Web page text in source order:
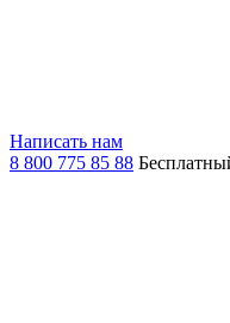
Написать нам
8 800 775 85 88